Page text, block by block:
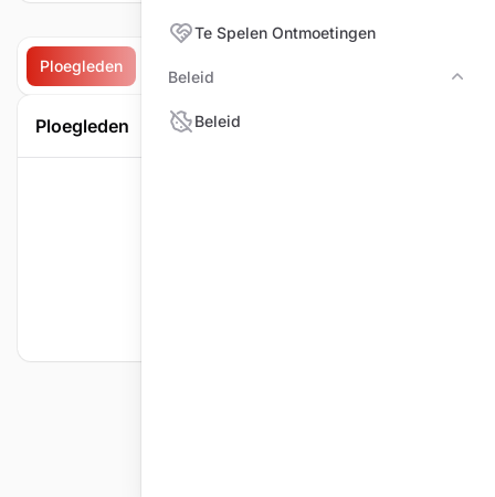
Ploegleden
Ploegleden
Te Spelen Ontmoetingen
Beleid
Beleid